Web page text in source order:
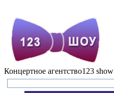
Концертное агентство123 show